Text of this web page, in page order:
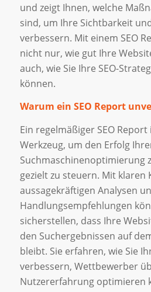
und zeigt Ihnen, welche
sind, um Ihre Sichtbarkeit
verbessern. Mit einem SEO
nicht nur, wie gut Ihre
auch, wie Sie Ihre SEO-
können.
Warum ein SEO Report
Ein regelmäßiger SEO
Werkzeug, um den Erfolg
Suchmaschinenoptimierung
gezielt zu steuern. Mit klaren
aussagekräftigen Analysen
Handlungsempfehlungen
sicherstellen, dass Ihre
den Suchergebnissen auf
bleibt. Sie erfahren, wie Sie
verbessern, Wettbewerber
Nutzererfahrung optimieren